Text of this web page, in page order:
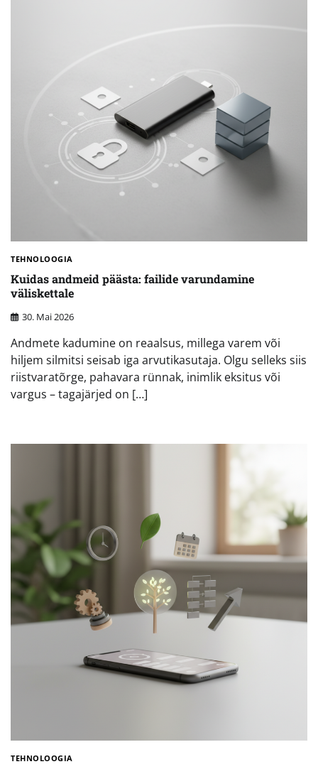
TEHNOLOOGIA
Kuidas andmeid päästa: failide varundamine
väliskettale
30. Mai 2026
Andmete kadumine on reaalsus, millega varem või
hiljem silmitsi seisab iga arvutikasutaja. Olgu selleks siis
riistvaratõrge, pahavara rünnak, inimlik eksitus või
vargus – tagajärjed on […]
TEHNOLOOGIA